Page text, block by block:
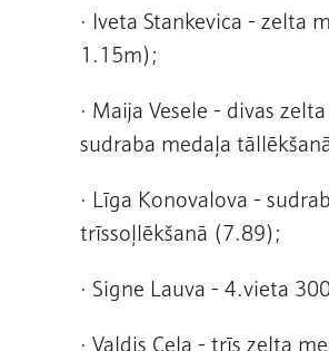
· Iveta Stankevica - zelta
1.15m);
· Maija Vesele - divas
sudraba medaļa
· Līga Konovalova -
trīssoļlēkšanā (7.89);
· Signe Lauva - 4.vieta
· Valdis Cela - trīs zelta